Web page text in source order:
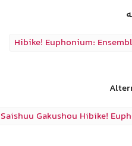
Hibike! Euphonium:
Saishuu Gakushou Hibike!